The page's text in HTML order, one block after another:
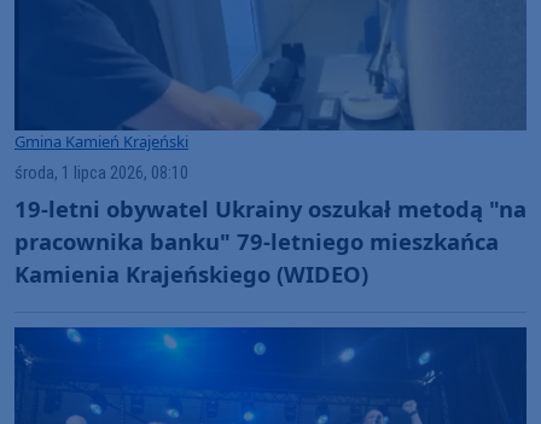
Gmina Kamień Krajeński
środa, 1 lipca 2026, 08:10
19-letni obywatel Ukrainy oszukał metodą "na
pracownika banku" 79-letniego mieszkańca
Kamienia Krajeńskiego (WIDEO)